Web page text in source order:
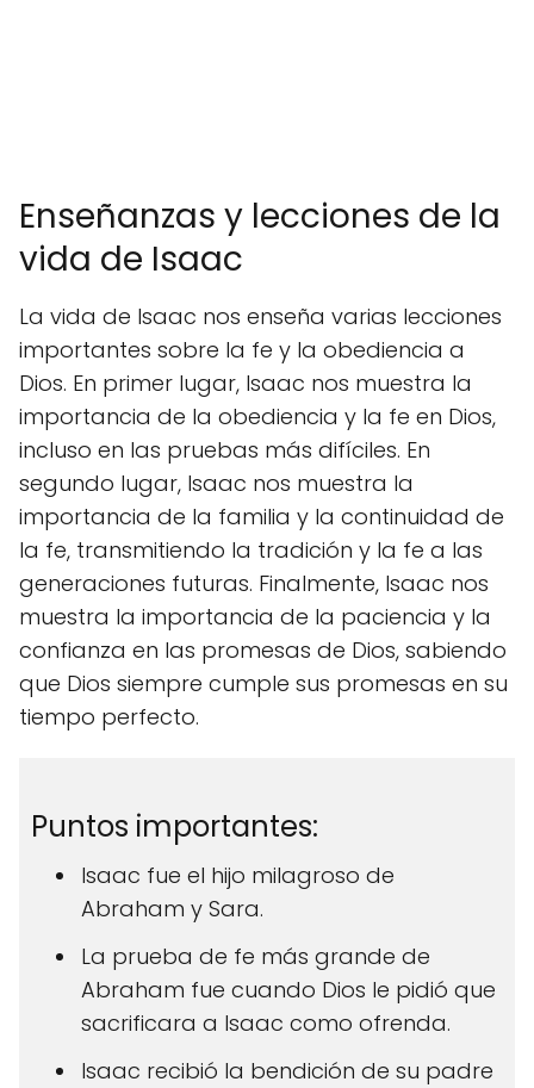
Enseñanzas y lecciones de la
vida de Isaac
La vida de Isaac nos enseña varias lecciones
importantes sobre la fe y la obediencia a
Dios. En primer lugar, Isaac nos muestra la
importancia de la obediencia y la fe en Dios,
incluso en las pruebas más difíciles. En
segundo lugar, Isaac nos muestra la
importancia de la familia y la continuidad de
la fe, transmitiendo la tradición y la fe a las
generaciones futuras. Finalmente, Isaac nos
muestra la importancia de la paciencia y la
confianza en las promesas de Dios, sabiendo
que Dios siempre cumple sus promesas en su
tiempo perfecto.
Puntos importantes:
Isaac fue el hijo milagroso de
Abraham y Sara.
La prueba de fe más grande de
Abraham fue cuando Dios le pidió que
sacrificara a Isaac como ofrenda.
Isaac recibió la bendición de su padre